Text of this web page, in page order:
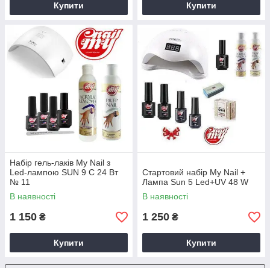
Купити Купити
Набір гель-лаків My Nail з
Led-лампою SUN 9 C 24 Вт
№ 11
В наявності
1 150 ₴
Купити
Стартовий набір My Nail +
Лампа Sun 5 Led+UV 48 W
В наявності
1 250 ₴
Купити